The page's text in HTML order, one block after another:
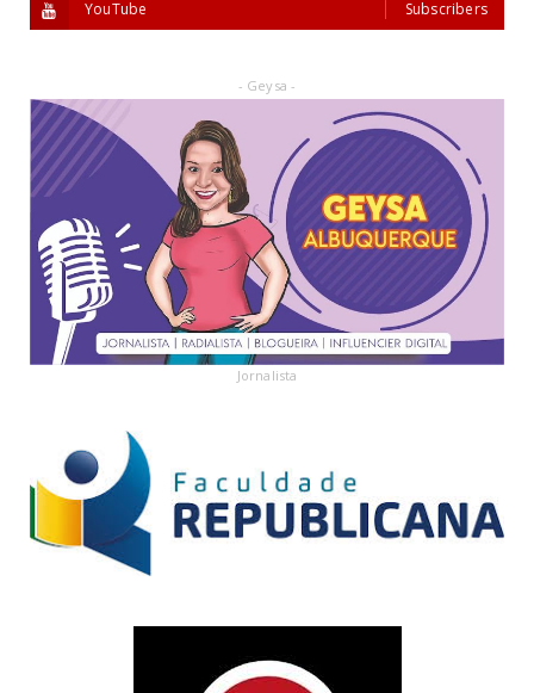
YouTube Subscribers
- Geysa -
Jornalista